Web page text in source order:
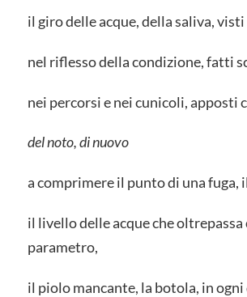
il giro delle acque, della saliva,
nel riflesso della condizione, fatti
nei percorsi e nei cunicoli, apposti
del noto, di nuovo
a comprimere il punto di una fuga,
il livello delle acque che oltrepassa
parametro,
il piolo mancante, la botola, in ogni